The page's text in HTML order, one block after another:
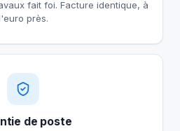
fait foi. Facture identique, à
près.
de poste